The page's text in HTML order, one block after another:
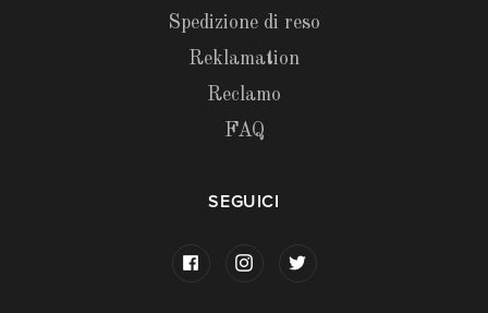
Spedizione di reso
Reklamation
Reclamo
FAQ
SEGUICI